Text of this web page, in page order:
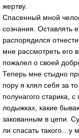
жертву.
Спасенный мной
сознания. Оставлять
распорядился
мне рассмотреть его
пожалел о своей
Теперь мне стыдно
пору я клял себя за
полунагого старика,
лодыжках, какие
закованным в цепи.
ли спасать такого…у